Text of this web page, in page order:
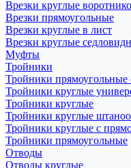
Врезки круглые
Врезки прямоугольные
Врезки круглые в лист
Врезки круглые
Муфты
Тройники
Тройники прямоугольные
Тройники круглые
Тройники круглые
Тройники круглые
Тройники круглые с
Тройники прямоугольные
Отводы
Отводы круглые